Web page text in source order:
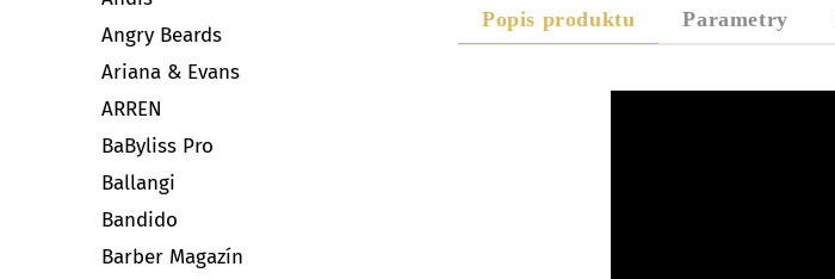
Angry Beards
Ariana & Evans
ARREN
BaByliss Pro
Ballangi
Bandido
Barber Magazín
Popis produktu Parametry